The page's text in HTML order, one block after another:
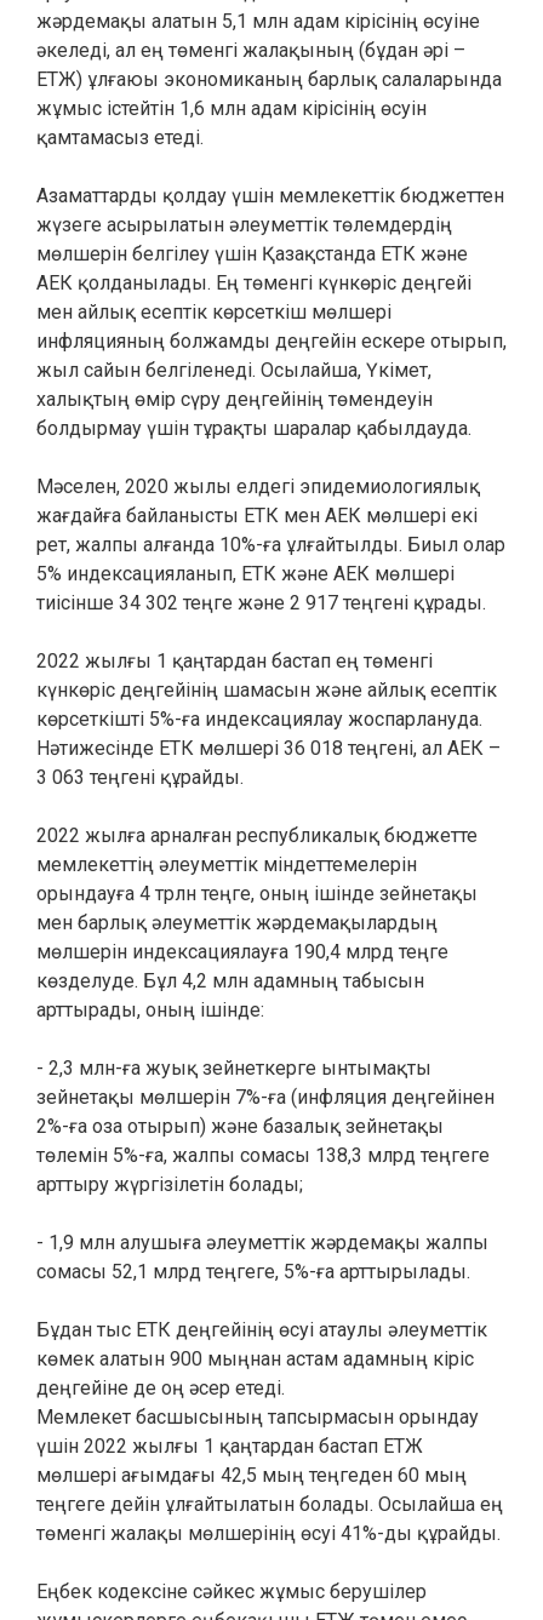
жәрдемақы алатын 5,1 млн адам кірісінің өсуіне
әкеледі, ал ең төменгі жалақының (бұдан әрі –
ЕТЖ) ұлғаюы экономиканың барлық салаларында
жұмыс істейтін 1,6 млн адам кірісінің өсуін
қамтамасыз етеді.
Азаматтарды қолдау үшін мемлекеттік бюджеттен
жүзеге асырылатын әлеуметтік төлемдердің
мөлшерін белгілеу үшін Қазақстанда ЕТК және
АЕК қолданылады. Ең төменгі күнкөріс деңгейі
мен айлық есептік көрсеткіш мөлшері
инфляцияның болжамды деңгейін ескере отырып,
жыл сайын белгіленеді. Осылайша, Үкімет,
халықтың өмір сүру деңгейінің төмендеуін
болдырмау үшін тұрақты шаралар қабылдауда.
Мәселен, 2020 жылы елдегі эпидемиологиялық
жағдайға байланысты ЕТК мен АЕК мөлшері екі
рет, жалпы алғанда 10%-ға ұлғайтылды. Биыл олар
5% индексацияланып, ЕТК және АЕК мөлшері
тиісінше 34 302 теңге және 2 917 теңгені құрады.
2022 жылғы 1 қаңтардан бастап ең төменгі
күнкөріс деңгейінің шамасын және айлық есептік
көрсеткішті 5%-ға индексациялау жоспарлануда.
Нәтижесінде ЕТК мөлшері 36 018 теңгені, ал АЕК –
3 063 теңгені құрайды.
2022 жылға арналған республикалық бюджетте
мемлекеттің әлеуметтік міндеттемелерін
орындауға 4 трлн теңге, оның ішінде зейнетақы
мен барлық әлеуметтік жәрдемақылардың
мөлшерін индексациялауға 190,4 млрд теңге
көзделуде. Бұл 4,2 млн адамның табысын
арттырады, оның ішінде:
- 2,3 млн-ға жуық зейнеткерге ынтымақты
зейнетақы мөлшерін 7%-ға (инфляция деңгейінен
2%-ға оза отырып) және базалық зейнетақы
төлемін 5%-ға, жалпы сомасы 138,3 млрд теңгеге
арттыру жүргізілетін болады;
- 1,9 млн алушыға әлеуметтік жәрдемақы жалпы
сомасы 52,1 млрд теңгеге, 5%-ға арттырылады.
Бұдан тыс ЕТК деңгейінің өсуі атаулы әлеуметтік
көмек алатын 900 мыңнан астам адамның кіріс
деңгейіне де оң әсер етеді.
Мемлекет басшысының тапсырмасын орындау
үшін 2022 жылғы 1 қаңтардан бастап ЕТЖ
мөлшері ағымдағы 42,5 мың теңгеден 60 мың
теңгеге дейін ұлғайтылатын болады. Осылайша ең
төменгі жалақы мөлшерінің өсуі 41%-ды құрайды.
Еңбек кодексіне сәйкес жұмыс берушілер